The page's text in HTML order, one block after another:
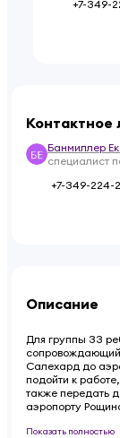
+7-349-
Контактное
Банмиллер
специалист
+7-349-224-
Описание
Для группы 33
Салехард до
подойти к
также передать
аэропорту
Показать полностью